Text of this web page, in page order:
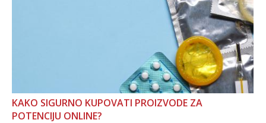
KAKO SIGURNO KUPOVATI PROIZVODE ZA
POTENCIJU ONLINE?